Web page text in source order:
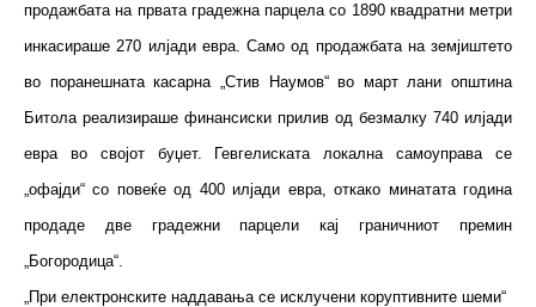
продажбата на првата градежна парцела со 1890 квадратни метри
инкасираше 270 илјади евра. Само од продажбата на земјиштето
во поранешната касарна „Стив Наумов“ во март лани општина
Битола реализираше финансиски прилив од безмалку 740 илјади
евра во својот буџет. Гевгелиската локална самоуправа се
„офајди“ со повеќе од 400 илјади евра, откако минатата година
продаде две градежни парцели кај граничниот премин
„Богородица“.
„При електронските наддавања се исклучени коруптивните шеми“